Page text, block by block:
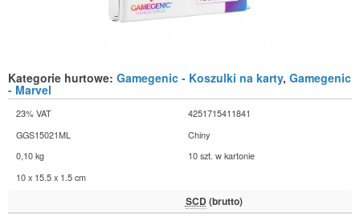
Kategorie hurtowe: Gamegenic - Koszulki na karty, Gamegenic
- Marvel
23% VAT
4251715411841
GGS15021ML
Chiny
0,10 kg
10 szt. w kartonie
10 x 15.5 x 1.5 cm
SCD (brutto)